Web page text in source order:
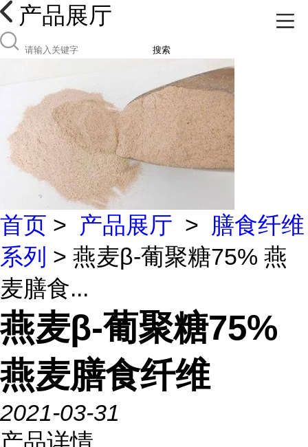
产品展厅
搜索
首页 > 产品展厅 > 膳食纤维
系列 > 燕麦β-葡聚糖75% 燕
麦膳食...
燕麦β-葡聚糖75%
燕麦膳食纤维
2021-03-31
产品详情